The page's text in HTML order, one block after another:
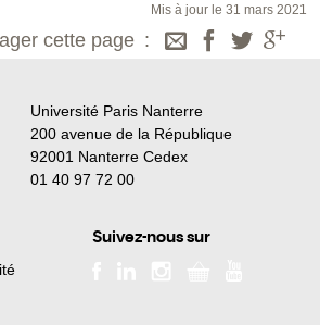
Mis à jour le 31 mars 2021
cette page
Université Paris Nanterre
200 avenue de la République
92001 Nanterre Cedex
01 40 97 72 00
Suivez-nous sur